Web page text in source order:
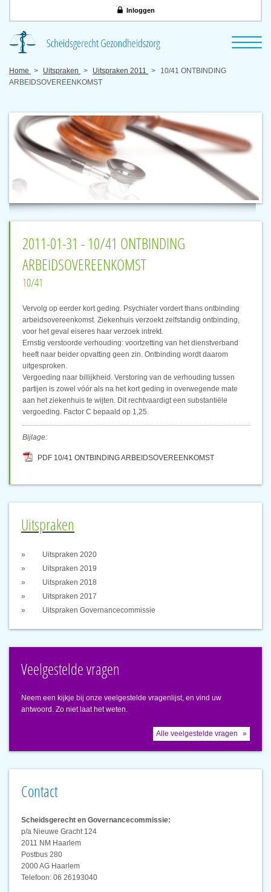
Inloggen
Home Uitspraken Uitspraken 2011
10/41 ONTBINDING
ARBEIDSOVEREENKOMST
Uitspraken
Uitspraken 2020
Uitspraken 2019
Uitspraken 2018
Uitspraken 2017
Uitspraken Governancecommissie
Veelgestelde vragen
Neem een kijkje bij onze veelgestelde vragenlijst, en vind uw
antwoord. Zo niet laat het weten.
Alle veelgestelde vragen
Contact
Scheidsgerecht en Governancecommissie:
p/a Nieuwe Gracht 124
2011 NM Haarlem
Postbus 280
2000 AG Haarlem
Telefoon: 06 26193040
2011-01-31 - 10/41 ONTBINDING
ARBEIDSOVEREENKOMST
10/41
Vervolg op eerder kort geding. Psychiater vordert thans ontbinding
arbeidsovereenkomst. Ziekenhuis verzoekt zelfstandig ontbinding,
voor het geval eiseres haar verzoek intrekt.
Ernstig verstoorde verhouding: voortzetting van het dienstverband
heeft naar beider opvatting geen zin. Ontbinding wordt daarom
uitgesproken.
Vergoeding naar billijkheid. Verstoring van de verhouding tussen
partijen is zowel vóór als na het kort geding in overwegende mate
aan het ziekenhuis te wijten. Dit rechtvaardigt een substantiële
vergoeding. Factor C bepaald op 1,25.
Bijlage:
PDF 10/41 ONTBINDING ARBEIDSOVEREENKOMST